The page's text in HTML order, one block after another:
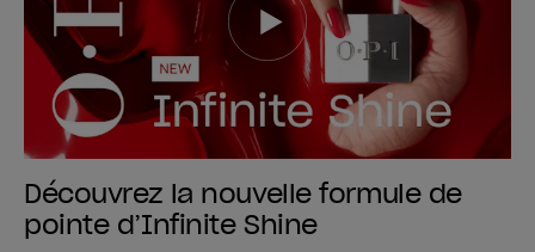
Découvrez la nouvelle formule de
pointe d’Infinite Shine